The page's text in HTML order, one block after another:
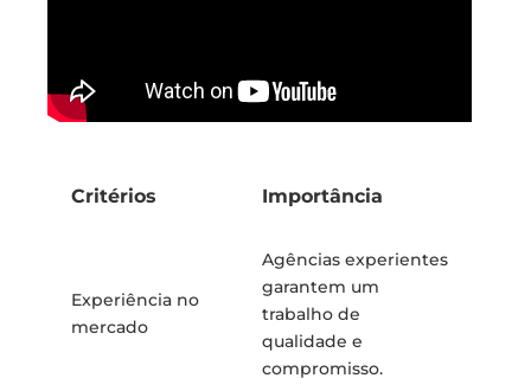
Critérios Importância
Experiência no
mercado
Agências experientes
garantem um
trabalho de
qualidade e
compromisso.